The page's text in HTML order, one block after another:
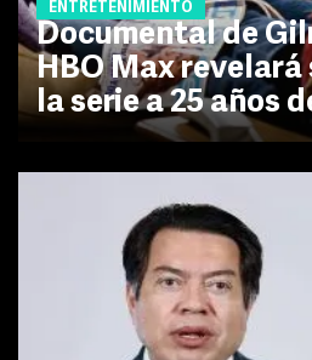
ENTRETENIMIENTO
Documental de
HBO Max revelará
la serie a 25 años